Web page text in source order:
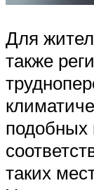
Для
также
подобных
таких